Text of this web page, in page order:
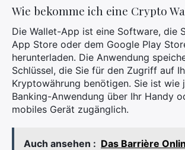
Wie bekomme ich eine Crypto
Die Wallet-App ist eine Software, die
App Store oder dem Google Play
herunterladen. Die Anwendung
Schlüssel, die Sie für den Zugriff auf
Kryptowährung benötigen. Sie ist wie
Banking-Anwendung über Ihr Handy
mobiles Gerät zugänglich.
Auch ansehen : Das Barrière